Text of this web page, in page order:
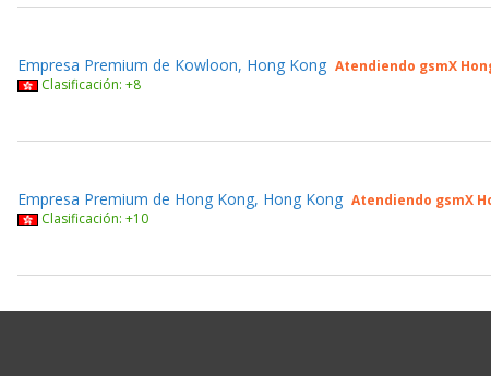
Empresa Premium de Kowloon, Hong Kong Atendiendo gsmX
Clasificación: +8
Empresa Premium de Hong Kong, Hong Kong Atendiendo gsmX
Clasificación: +10